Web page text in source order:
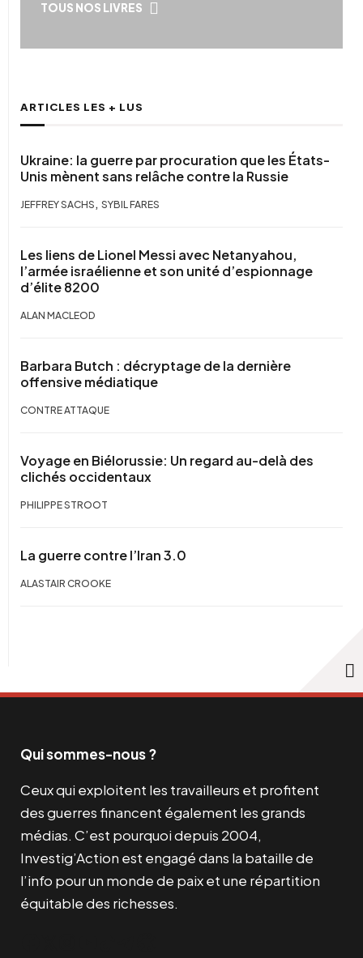
TOUS NOS LIVRES
ARTICLES LES + LUS
Ukraine: la guerre par procuration que les États-
Unis mènent sans relâche contre la Russie
JEFFREY SACHS , SYBIL FARES
Les liens de Lionel Messi avec Netanyahou,
l’armée israélienne et son unité d’espionnage
d’élite 8200
ALAN MACLEOD
Barbara Butch : décryptage de la dernière
offensive médiatique
CONTRE ATTAQUE
Voyage en Biélorussie: Un regard au-delà des
clichés occidentaux
PHILIPPE STROOT
La guerre contre l’Iran 3.0
ALASTAIR CROOKE
Qui sommes-nous ?
Ceux qui exploitent les travailleurs et profitent
des guerres financent également les grands
médias. C’est pourquoi depuis 2004,
Investig’Action est engagé dans la bataille de
l’info pour un monde de paix et une répartition
équitable des richesses.